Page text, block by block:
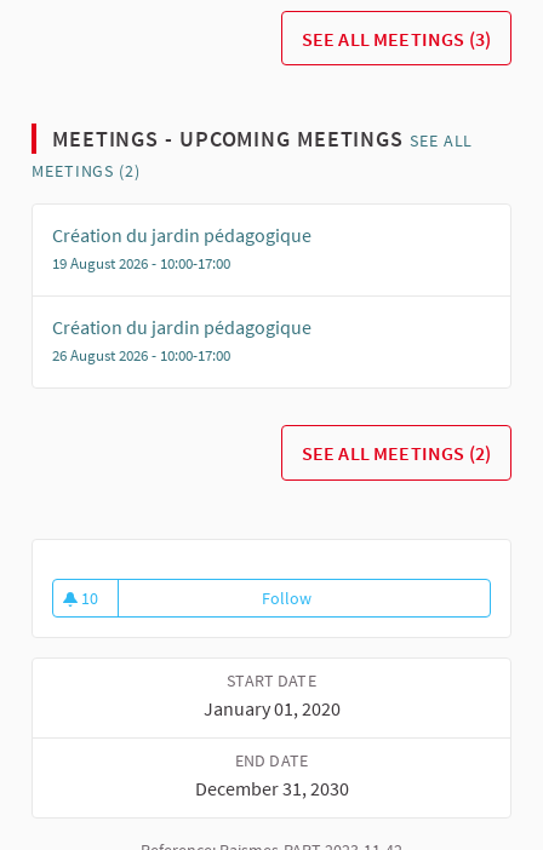
SEE ALL MEETINGS (3)
MEETINGS - UPCOMING MEETINGS SEE ALL
MEETINGS (2)
Création du jardin pédagogique
19 August 2026 - 10:00-17:00
Création du jardin pédagogique
26 August 2026 - 10:00-17:00
SEE ALL MEETINGS (2)
10
10 followers
FollowParticipez à la création du seul
START DATE
January 01, 2020
END DATE
December 31, 2030